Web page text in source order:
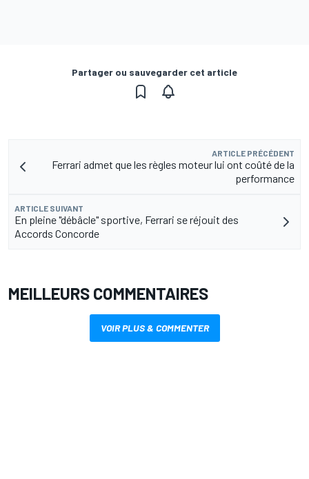
Partager ou sauvegarder cet article
ARTICLE PRÉCÉDENT
Ferrari admet que les règles moteur lui ont coûté de la
performance
ARTICLE SUIVANT
En pleine "débâcle" sportive, Ferrari se réjouit des
Accords Concorde
MEILLEURS COMMENTAIRES
VOIR PLUS & COMMENTER